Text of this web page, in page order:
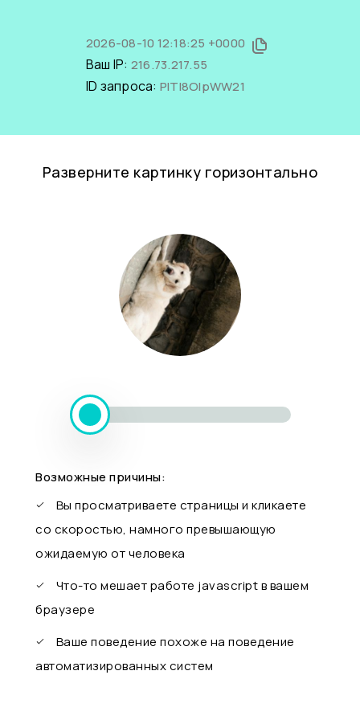
2026-08-10 12:18:25 +0000
Ваш IP: 216.73.217.55
ID запроса: PITI8OIpWW21
Разверните картинку горизонтально
Возможные причины:
Вы просматриваете страницы и кликаете
со скоростью, намного превышающую
ожидаемую от человека
Что-то мешает работе javascript в вашем
браузере
Ваше поведение похоже на поведение
автоматизированных систем